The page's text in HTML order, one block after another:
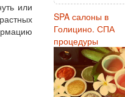
или
SPA салоны в
Голицино. СПА
процедуры